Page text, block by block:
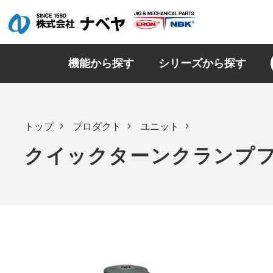
機能から探す シリーズから探す
トップ プロダクト ユニット
クイックターンクランプ